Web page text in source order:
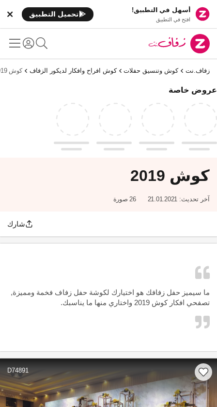
أسهل في التطبيق!
افتح في التطبيق
تحميل التطبيق
زفاف.نت كوش وتنسيق حفلات كوش افراح وافكار لديكور الزفاف كوش 2019
عروض خاصة
كوش 2019
آخر تحديث: 26 صورة
شارك
ما سيميز حفل زفافك هو اختيارك لكوشة حفل زفاف فخمة ومميزة,
تصفحي افكار كوش 2019 واختاري منها ما يناسبك.
D74891